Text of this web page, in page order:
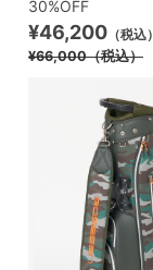
30%OFF
¥46,200 （税込）
¥66,000（税込）